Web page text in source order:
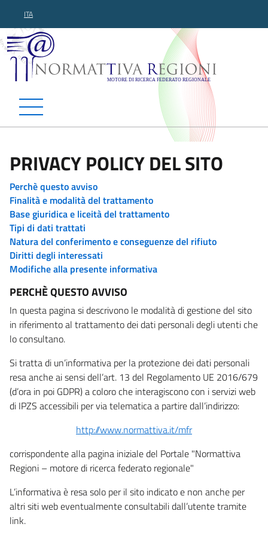
ITA
Normattiva Regioni -
PRIVACY POLICY DEL SITO
Perchè questo avviso
Finalità e modalità del trattamento
Base giuridica e liceità del trattamento
Tipi di dati trattati
Natura del conferimento e conseguenze del rifiuto
Diritti degli interessati
Modifiche alla presente informativa
PERCHÈ QUESTO AVVISO
In questa pagina si descrivono le modalità di gestione del sito
in riferimento al trattamento dei dati personali degli utenti che
lo consultano.
Si tratta di un’informativa per la protezione dei dati personali
resa anche ai sensi dell’art. 13 del Regolamento UE 2016/679
(d’ora in poi GDPR) a coloro che interagiscono con i servizi web
di IPZS accessibili per via telematica a partire dall’indirizzo:
http://www.normattiva.it/mfr
corrispondente alla pagina iniziale del Portale "Normattiva
Regioni – motore di ricerca federato regionale"
L’informativa è resa solo per il sito indicato e non anche per
altri siti web eventualmente consultabili dall’utente tramite
link.